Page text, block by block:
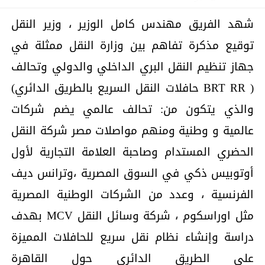
شهد الفريق مهندس كامل الوزير ، وزير النقل
توقيع مذكرة تفاهم بين وزارة النقل ممثلة في
جهاز تنظيم النقل البري الداخلي والدولي وتحالف
( BRT RR حافلات النقل السريع بالطريق الدائري)
والذي يتكون من: تحالف عالمي يضم شركات
عالمية و وطنية ومنهم مواصلات مصر شركة النقل
الحضري المستدام وصاحبة العلامة التجارية لأول
أوتوبيس ذكي في السوق المصرية ،وترانس ديف
الفرنسية ، وعدد من الشركات الوطنية المصرية
مثل اوراسكوم ، شركة وسائل النقل MCV بهدف
دراسة وإنشاء نظام نقل سريع للحافلات المميزة
على الطريق الدائري حول القاهرة